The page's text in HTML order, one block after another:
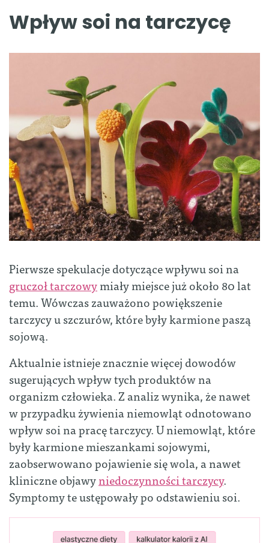
Wpływ soi na tarczycę
Pierwsze spekulacje dotyczące wpływu soi na
gruczoł tarczowymiały miejsce już około 80 lat
temu. Wówczas zauważono powiększenie
tarczycy u szczurów, które były karmione paszą
sojową.
Aktualnie istnieje znacznie więcej dowodów
sugerujących wpływ tych produktów na
organizm człowieka. Z analiz wynika, że nawet
w przypadku żywienia niemowląt odnotowano
wpływ soi na pracę tarczycy. U niemowląt, które
były karmione mieszankami sojowymi,
zaobserwowano pojawienie się wola, a nawet
kliniczne objawyniedoczynności tarczycy.
Symptomy te ustępowały po odstawieniu soi.